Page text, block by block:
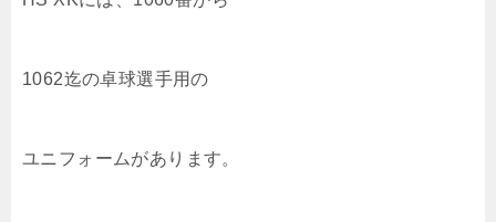
1062迄の卓球選手用の
ユニフォームがあります。